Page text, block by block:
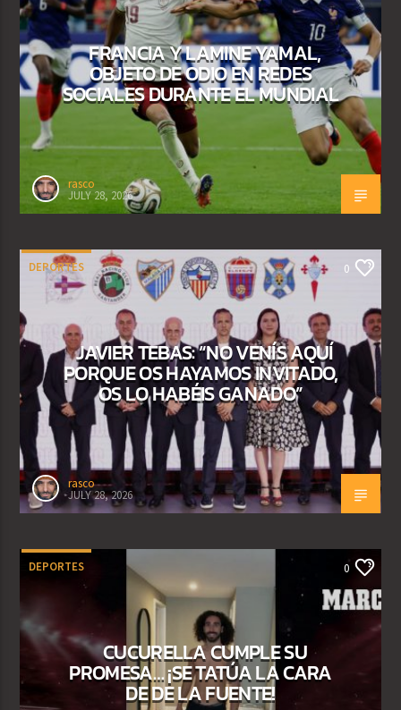
FRANCIA Y LAMINE YAMAL,
OBJETO DE ODIO EN REDES
SOCIALES DURANTE EL MUNDIAL
rasco
JULY 28, 2026
DEPORTES 0
JAVIER TEBAS: “NO VENÍS AQUÍ
PORQUE OS HAYAMOS INVITADO,
OS LO HABÉIS GANADO”
rasco
JULY 28, 2026
DEPORTES 0
CUCURELLA CUMPLE SU
PROMESA… ¡SE TATÚA LA CARA
DE DE LA FUENTE!